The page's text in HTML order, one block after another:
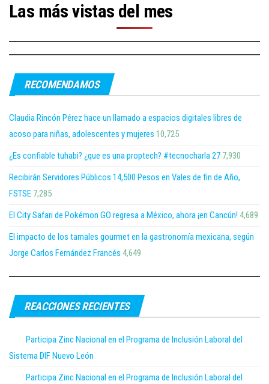
Las más vistas del mes
RECOMENDAMOS
Claudia Rincón Pérez hace un llamado a espacios digitales libres de
acoso para niñas, adolescentes y mujeres 10,725
¿Es confiable tuhabi? ¿que es una proptech? #tecnocharla 27 7,930
Recibirán Servidores Públicos 14,500 Pesos en Vales de fin de Año,
FSTSE 7,285
El City Safari de Pokémon GO regresa a México, ahora ¡en Cancún! 4,689
El impacto de los tamales gourmet en la gastronomía mexicana, según
Jorge Carlos Fernández Francés 4,649
REACCIONES RECIENTES
Participa Zinc Nacional en el Programa de Inclusión Laboral del
Sistema DIF Nuevo León
Participa Zinc Nacional en el Programa de Inclusión Laboral del